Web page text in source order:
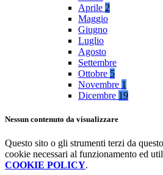
Aprile 2
Maggio
Giugno
Luglio
Agosto
Settembre
Ottobre 5
Novembre 1
Dicembre 19
Nessun contenuto da visualizzare
Questo sito o gli strumenti terzi da
cookie necessari al funzionamento ed
COOKIE POLICY.